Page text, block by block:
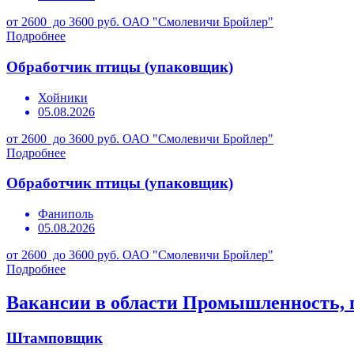
от 2600 до 3600 руб. ОАО "Смолевичи Бройлер"
Подробнее
Обработчик птицы (упаковщик)
Хойники
05.08.2026
от 2600 до 3600 руб. ОАО "Смолевичи Бройлер"
Подробнее
Обработчик птицы (упаковщик)
Фаниполь
05.08.2026
от 2600 до 3600 руб. ОАО "Смолевичи Бройлер"
Подробнее
Вакансии в области Промышленность,
Штамповщик